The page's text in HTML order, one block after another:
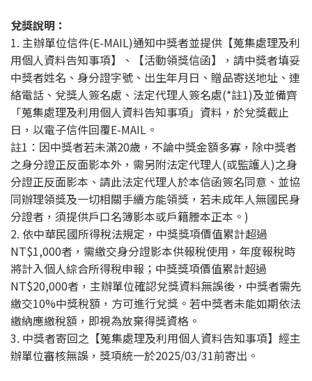
兌獎說明：
1. 主辦單位信件(E-MAIL)通知中獎者並提供【蒐集處理及利
用個人資料告知事項】、【活動領獎信函】，請中獎者填妥
中獎者姓名、身分證字號、出生年月日、贈品寄送地址、連
絡電話、兌獎人簽名處、法定代理人簽名處(*註1)及並備齊
「蒐集處理及利用個人資料告知事項」資料，於兌獎截止
日，以電子信件回覆E-MAIL。
註1：因中獎者若未滿20歲，不論中獎金額多寡，除中獎者
之身分證正反面影本外，需另附法定代理人(或監護人)之身
分證正反面影本、請此法定代理人於本信函簽名同意、並協
同辦理領獎及一切相關手續方能領獎，若未成年人無國民身
分證者，須提供戶口名簿影本或戶籍謄本正本。)
2. 依中華民國所得稅法規定，中獎獎項價值累計超過
NT$1,000者，需繳交身分證影本供報稅使用，年度報稅時
將計入個人綜合所得稅申報；中獎獎項價值累計超過
NT$20,000者，主辦單位確認兌獎資料無誤後，中獎者需先
繳交10%中獎稅額，方可進行兌獎。若中獎者未能如期依法
繳納應繳稅額，即視為放棄得獎資格。
3. 中獎者寄回之【蒐集處理及利用個人資料告知事項】經主
辦單位審核無誤，獎項統一於2025/03/31前寄出。